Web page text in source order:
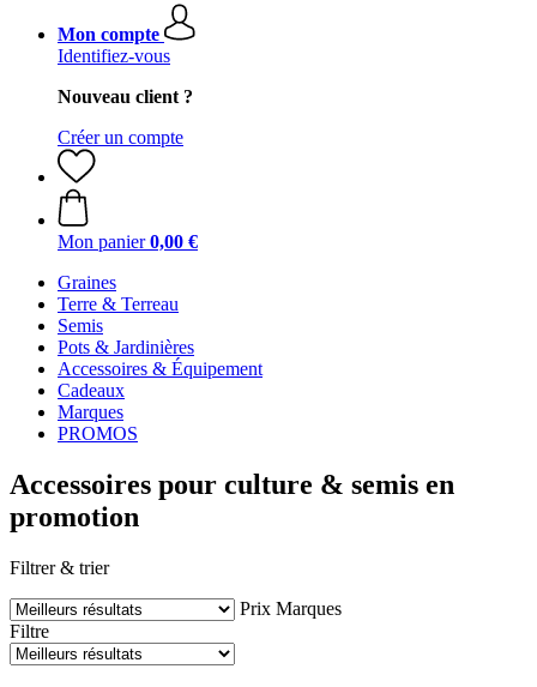
Mon compte
Identifiez-vous
Nouveau client ?
Créer un compte
Mon panier 0,00 €
Graines
Terre & Terreau
Semis
Pots & Jardinières
Accessoires & Équipement
Cadeaux
Marques
PROMOS
Accessoires pour culture & semis en
promotion
Filtrer & trier
Prix Marques
Filtre